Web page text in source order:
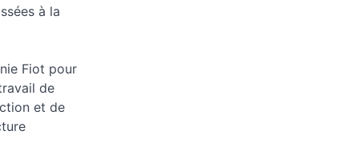
à la
Fiot pour
de
et de